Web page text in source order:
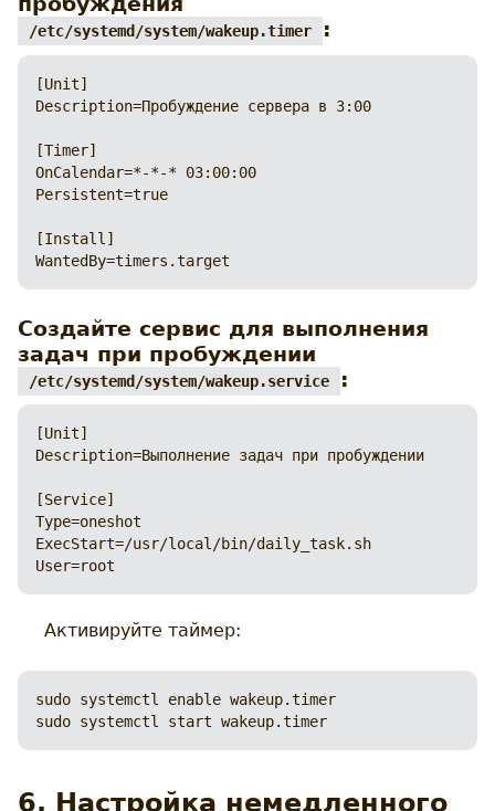
/etc/systemd/system/wakeup.timer :
[Unit]
Description=Пробуждение сервера в 3:00
[Timer]
OnCalendar=*-*-* 03:00:00
Persistent=true
[Install]
WantedBy=timers.target
Создайте сервис для выполнения
задач при пробуждении
/etc/systemd/system/wakeup.service :
[Unit]
Description=Выполнение задач при пробуждении
[Service]
Type=oneshot
ExecStart=/usr/local/bin/daily_task.sh
User=root
Активируйте таймер:
sudo systemctl enable wakeup.timer
sudo systemctl start wakeup.timer
6. Настройка немедленного